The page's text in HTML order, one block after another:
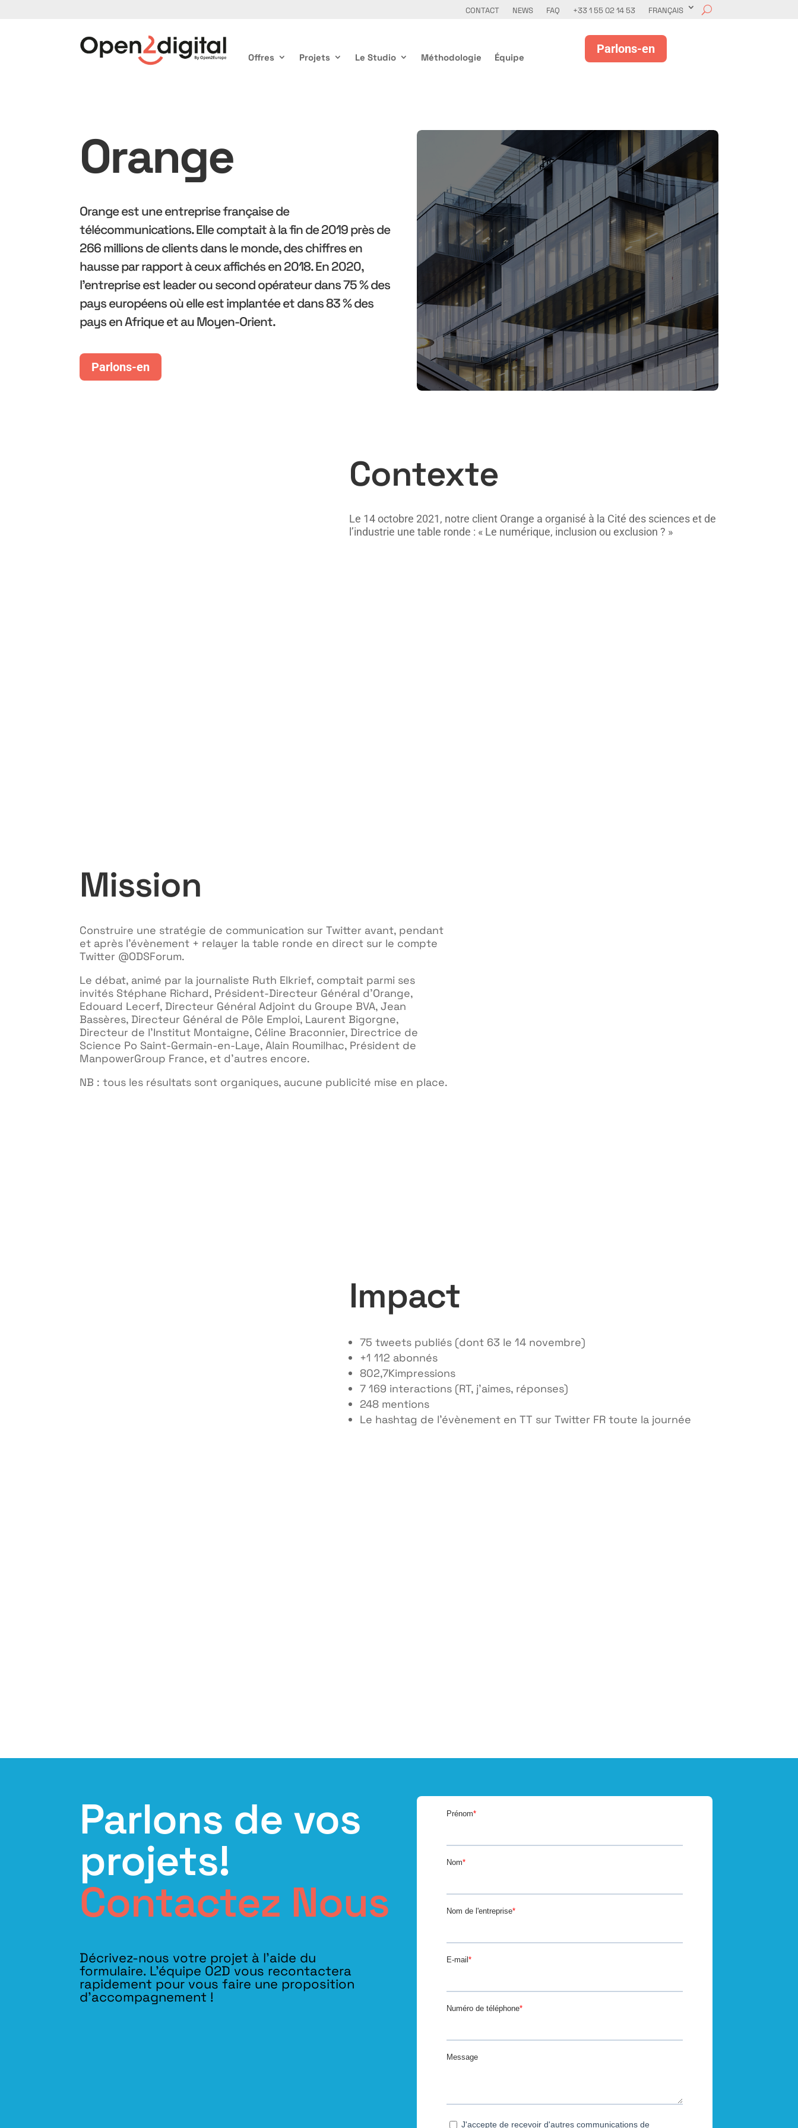
CONTACT NEWS FAQ +33 1 55 02 14 53 FRANÇAIS
Offres Projets Le Studio Méthodologie Équipe
Parlons-en
Orange
Orange est une entreprise française de
télécommunications. Elle comptait à la fin de 2019 près de
266 millions de clients dans le monde, des chiffres en
hausse par rapport à ceux affichés en 2018. En 2020,
l'entreprise est leader ou second opérateur dans 75 % des
pays européens où elle est implantée et dans 83 % des
pays en Afrique et au Moyen-Orient.
Parlons-en
Contexte
Le 14 octobre 2021, notre client Orange a organisé à la Cité des sciences et de
l’industrie une table ronde : « Le numérique, inclusion ou exclusion ? »
Mission
Construire une stratégie de communication sur Twitter avant, pendant
et après l’évènement + relayer la table ronde en direct sur le compte
Twitter @ODSForum.
Le débat, animé par la journaliste Ruth Elkrief, comptait parmi ses
invités Stéphane Richard, Président-Directeur Général d’Orange,
Edouard Lecerf, Directeur Général Adjoint du Groupe BVA, Jean
Bassères, Directeur Général de Pôle Emploi, Laurent Bigorgne,
Directeur de l’Institut Montaigne, Céline Braconnier, Directrice de
Science Po Saint-Germain-en-Laye, Alain Roumilhac, Président de
ManpowerGroup France, et d’autres encore.
NB : tous les résultats sont organiques, aucune publicité mise en place.
Impact
75 tweets publiés (dont 63 le 14 novembre)
+1 112 abonnés
802,7Kimpressions
7 169 interactions (RT, j’aimes, réponses)
248 mentions
Le hashtag de l’évènement en TT sur Twitter FR toute la journée
Parlons de vos
projets!
Contactez Nous
Décrivez-nous votre projet à l’aide du
formulaire. L'équipe O2D vous recontactera
rapidement pour vous faire une proposition
d’accompagnement !